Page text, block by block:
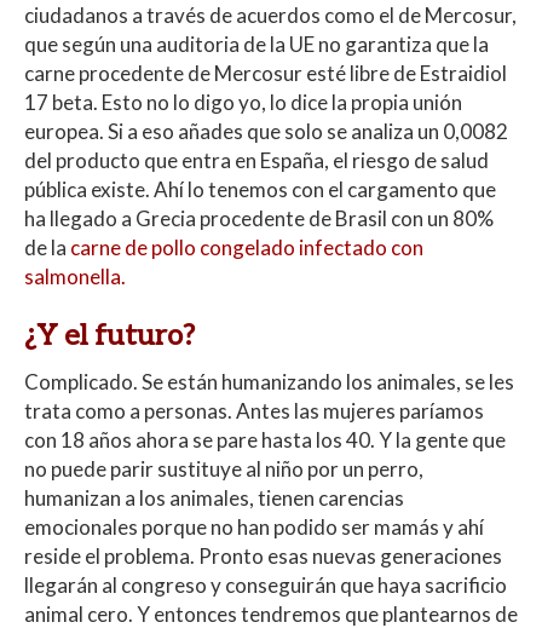
ciudadanos a través de acuerdos como el de Mercosur,
que según una auditoria de la UE no garantiza que la
carne procedente de Mercosur esté libre de Estraidiol
17 beta. Esto no lo digo yo, lo dice la propia unión
europea. Si a eso añades que solo se analiza un 0,0082
del producto que entra en España, el riesgo de salud
pública existe. Ahí lo tenemos con el cargamento que
ha llegado a Grecia procedente de Brasil con un 80%
de la carne de pollo congelado infectado con
salmonella.
¿Y el futuro?
Complicado. Se están humanizando los animales, se les
trata como a personas. Antes las mujeres paríamos
con 18 años ahora se pare hasta los 40. Y la gente que
no puede parir sustituye al niño por un perro,
humanizan a los animales, tienen carencias
emocionales porque no han podido ser mamás y ahí
reside el problema. Pronto esas nuevas generaciones
llegarán al congreso y conseguirán que haya sacrificio
animal cero. Y entonces tendremos que plantearnos de